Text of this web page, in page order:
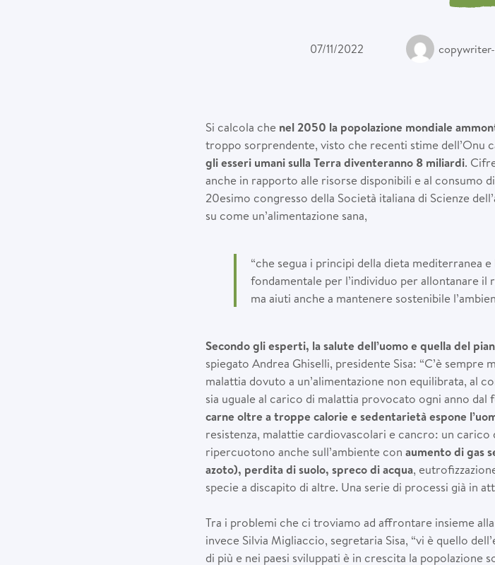
07/11/2022
Si calcola che nel 2050 la popolazione mondiale
troppo sorprendente, visto che recenti stime dell’Onu
gli esseri umani sulla Terra diventeranno 8 miliardi.
anche in rapporto alle risorse disponibili e al consumo
20esimo congresso della Società italiana di Scienze
su come un’alimentazione sana,
“che segua i principi della dieta mediterranea
fondamentale per l’individuo per allontanare
ma aiuti anche a mantenere sostenibile
Secondo gli esperti, la salute dell’uomo e quella del
spiegato Andrea Ghiselli, presidente Sisa: “C’è
malattia dovuto a un’alimentazione non equilibrata, al
sia uguale al carico di malattia provocato ogni anno dal
carne oltre a troppe calorie e sedentarietàespone
resistenza, malattie cardiovascolari e cancro: un
ripercuotono anche sull’ambiente con aumento di gas
azoto), perdita di suolo, spreco di acqua,
specie a discapito di altre. Una serie di processi già in
Tra i problemi che ci troviamo ad affrontare insieme
invece Silvia Migliaccio, segretaria Sisa, “vi è quello
di più e nei paesi sviluppati è in crescita la popolazione